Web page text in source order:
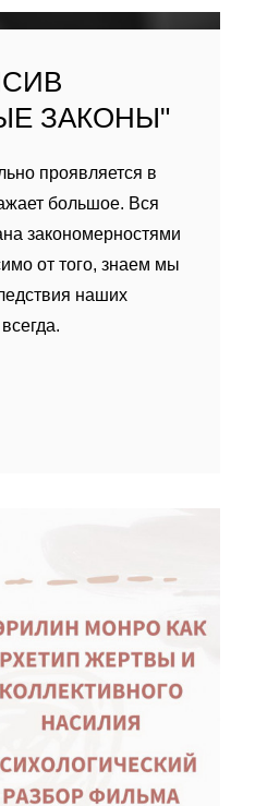
ЗАКОНЫ"
проявляется в
большое. Вся
закономерностями
от того, знаем мы
наших